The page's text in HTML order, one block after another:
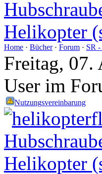
Home · Bücher· Forum · SR -
Freitag, 07.
User im
Nutzungsvereinbarung